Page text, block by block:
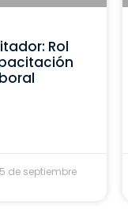
Rol
de septiembre